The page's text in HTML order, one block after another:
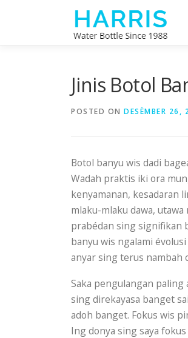
Jinis Botol
POSTED ON DESÈMBER 26,
Botol banyu wis dadi
Wadah praktis iki ora
kenyamanan, kesadaran
mlaku-mlaku dawa,
prabédan sing signifikan
banyu wis ngalami
anyar sing terus nambah
Saka pengulangan
sing direkayasa banget
adoh banget. Fokus wis
Ing donya sing saya